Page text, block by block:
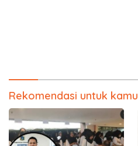
Rekomendasi untuk kamu